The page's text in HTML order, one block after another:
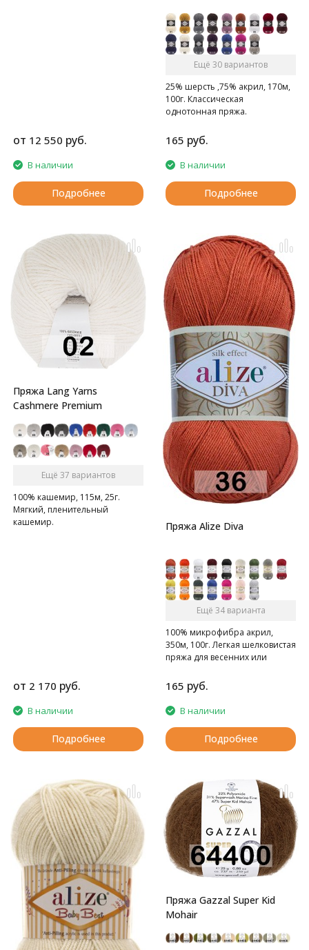
от 12 550 руб.
В наличии
Подробнее
Ещё 30 вариантов
25% шерсть ,75% акрил, 170м,
100г. Классическая
однотонная пряжа.
165 руб.
В наличии
Подробнее
Пряжа Lang Yarns
Cashmere Premium
Ещё 37 вариантов
100% кашемир, 115м, 25г.
Мягкий, пленительный
кашемир.
от 2 170 руб.
В наличии
Подробнее
Пряжа Alize Diva
Ещё 34 варианта
100% микрофибра акрил,
350м, 100г. Легкая шелковистая
пряжа для весенних или
165 руб.
В наличии
Подробнее
Пряжа Gazzal Super Kid
Mohair